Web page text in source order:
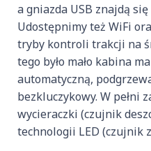
a gniazda USB znajdą się
Udostępnimy też WiFi
tryby kontroli trakcji na
tego było mało kabina
automatyczną,
bezkluczykowy. W pełni
wycieraczki (czujnik
technologii LED (czujnik